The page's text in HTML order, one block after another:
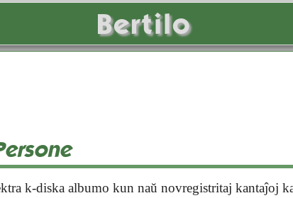
Bertilo
k-diska albumo kun naŭ novregistritaj kantaĵoj